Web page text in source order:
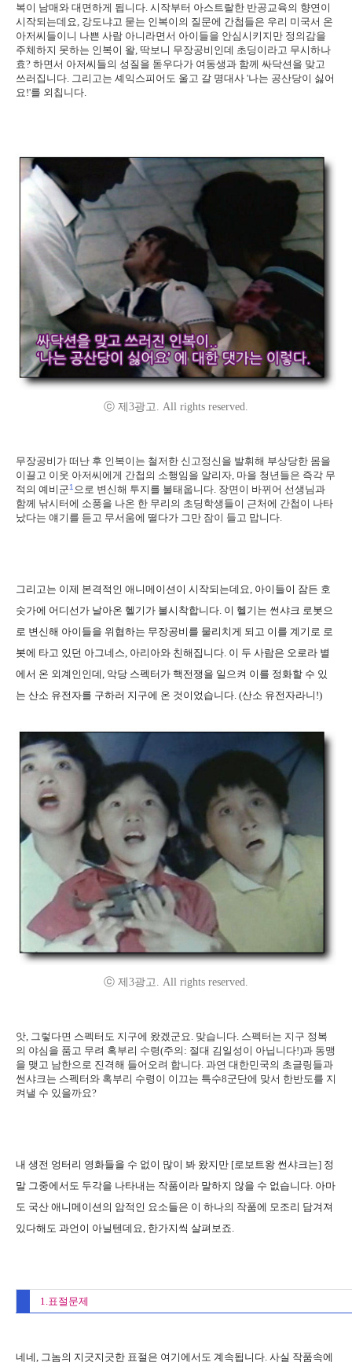
복이 남매와 대면하게 됩니다. 시작부터 아스트랄한 반공교육의 향연이
시작되는데요, 강도냐고 묻는 인복이의 질문에 간첩들은 우리 미국서 온
아저씨들이니 나쁜 사람 아니라면서 아이들을 안심시키지만 정의감을
주체하지 못하는 인복이 왈, 딱보니 무장공비인데 초딩이라고 무시하나
효? 하면서 아저씨들의 성질을 돋우다가 여동생과 함께 싸닥션을 맞고
쓰러집니다. 그리고는 셰익스피어도 울고 갈 명대사 '나는 공산당이 싫어
요!'를 외칩니다.
ⓒ 제3광고. All rights reserved.
무장공비가 떠난 후 인복이는 철저한 신고정신을 발휘해 부상당한 몸을
이끌고 이웃 아저씨에게 간첩의 소행임을 알리자, 마을 청년들은 즉각 무
적의 예비군1 으로 변신해 투지를 불태웁니다. 장면이 바뀌어 선생님과
함께 낚시터에 소풍을 나온 한 무리의 초딩학생들이 근처에 간첩이 나타
났다는 얘기를 듣고 무서움에 떨다가 그만 잠이 들고 맙니다.
그리고는 이제 본격적인 애니메이션이 시작되는데요, 아이들이 잠든 호
숫가에 어디선가 날아온 헬기가 불시착합니다. 이 헬기는 썬샤크 로봇으
로 변신해 아이들을 위협하는 무장공비를 물리치게 되고 이를 계기로 로
봇에 타고 있던 아그네스, 아리아와 친해집니다. 이 두 사람은 오로라 별
에서 온 외계인인데, 악당 스펙터가 핵전쟁을 일으켜 이를 정화할 수 있
는 산소 유전자를 구하러 지구에 온 것이었습니다. (산소 유전자라니!)
ⓒ 제3광고. All rights reserved.
앗, 그렇다면 스펙터도 지구에 왔겠군요. 맞습니다. 스펙터는 지구 정복
의 야심을 품고 무려 혹부리 수령(주의: 절대 김일성이 아닙니다!)과 동맹
을 맺고 남한으로 진격해 들어오려 합니다. 과연 대한민국의 초글링들과
썬샤크는 스펙터와 혹부리 수령이 이끄는 특수8군단에 맞서 한반도를 지
켜낼 수 있을까요?
내 생전 엉터리 영화들을 수 없이 많이 봐 왔지만 [로보트왕 썬샤크는] 정
말 그중에서도 두각을 나타내는 작품이라 말하지 않을 수 없습니다. 아마
도 국산 애니메이션의 암적인 요소들은 이 하나의 작품에 모조리 담겨져
있다해도 과언이 아닐텐데요, 한가지씩 살펴보죠.
1.표절문제
네네, 그놈의 지긋지긋한 표절은 여기에서도 계속됩니다. 사실 작품속에